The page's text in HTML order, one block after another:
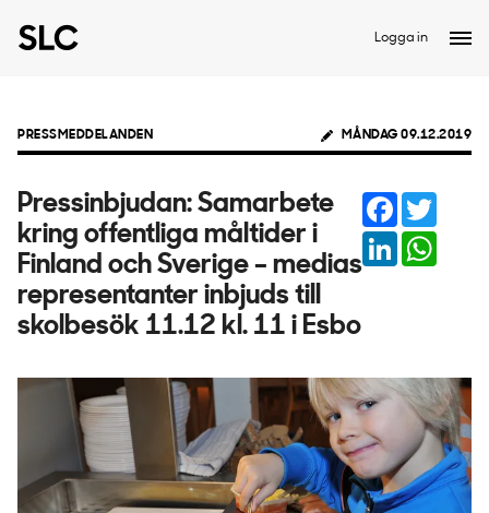
Logga in
PRESSMEDDELANDEN MÅNDAG 09.12.2019
Pressinbjudan: Samarbete
kring offentliga måltider i
Finland och Sverige – medias
representanter inbjuds till
skolbesök 11.12 kl. 11 i Esbo
Facebook
LinkedIn